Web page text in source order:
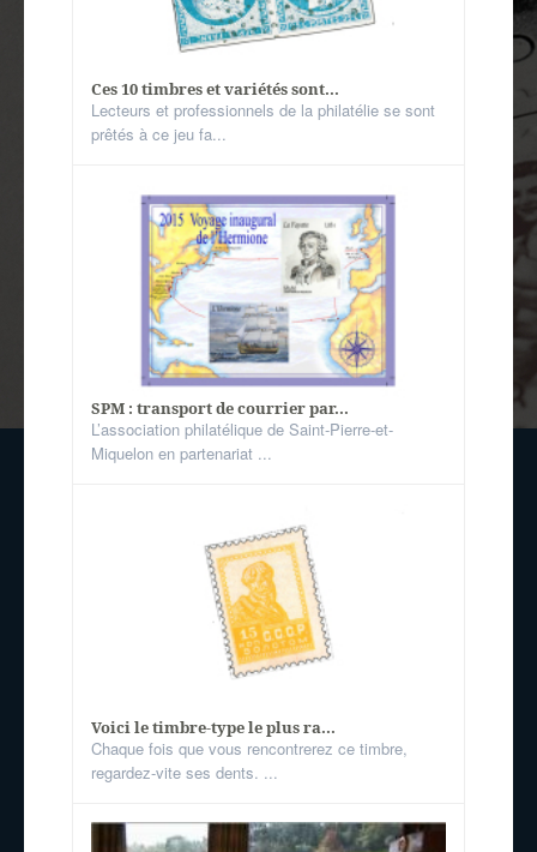
Ces 10 timbres et variétés sont...
Lecteurs et professionnels de la philatélie se sont
prêtés à ce jeu fa...
SPM : transport de courrier par...
L’association philatélique de Saint-Pierre-et-
Miquelon en partenariat ...
Voici le timbre-type le plus ra...
Chaque fois que vous rencontrerez ce timbre,
regardez-vite ses dents. ...